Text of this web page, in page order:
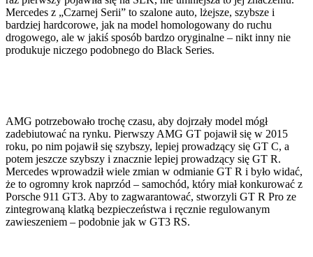
Mercedes z „Czarnej Serii” to szalone auto, lżejsze, szybsze i
bardziej hardcorowe, jak na model homologowany do ruchu
drogowego, ale w jakiś sposób bardzo oryginalne – nikt inny nie
produkuje niczego podobnego do Black Series.
AMG potrzebowało trochę czasu, aby dojrzały model mógł
zadebiutować na rynku. Pierwszy AMG GT pojawił się w 2015
roku, po nim pojawił się szybszy, lepiej prowadzący się GT C, a
potem jeszcze szybszy i znacznie lepiej prowadzący się GT R.
Mercedes wprowadził wiele zmian w odmianie GT R i było widać,
że to ogromny krok naprzód – samochód, który miał konkurować z
Porsche 911 GT3. Aby to zagwarantować, stworzyli GT R Pro ze
zintegrowaną klatką bezpieczeństwa i ręcznie regulowanym
zawieszeniem – podobnie jak w GT3 RS.